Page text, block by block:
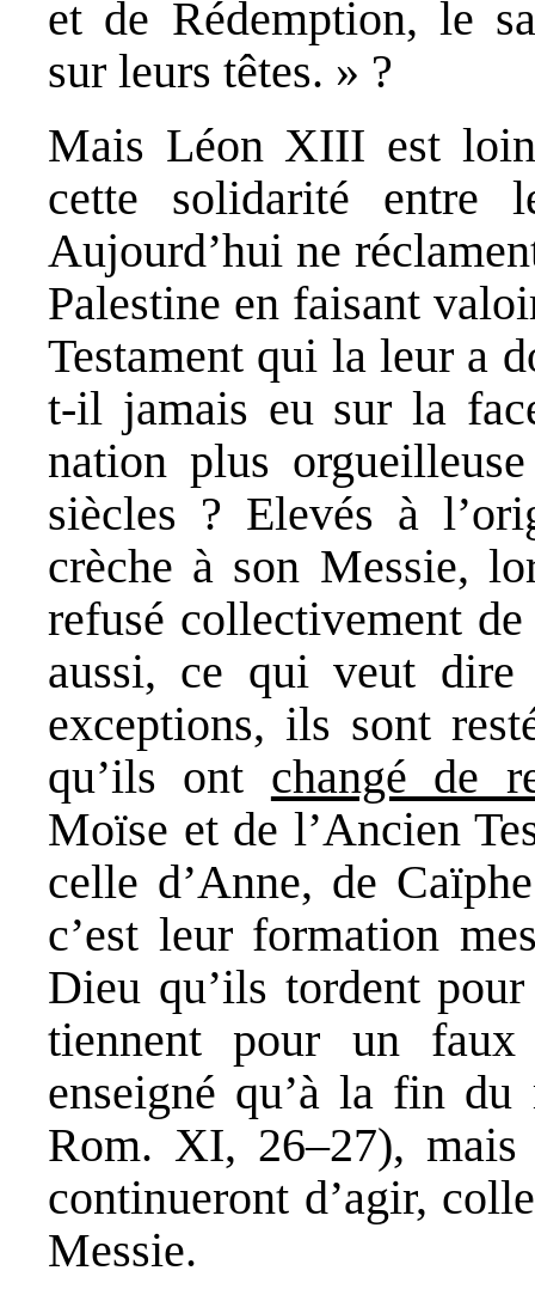
et de Rédemption, le
sur leurs têtes. » ?
Mais Léon XIII est
cette solidarité entre
Aujourd’hui ne
Palestine en faisant
Testament qui la leur a
t-il jamais eu sur la
nation plus
siècles ? Elevés à
crèche à son Messie,
refusé collectivement
aussi, ce qui veut
exceptions, ils sont
qu’ils ont changé de
Moïse et de l’Ancien
celle d’Anne, de
c’est leur formation
Dieu qu’ils tordent
tiennent pour un faux
enseigné qu’à la fin
Rom. XI, 26–27),
continueront d’agir,
Messie.